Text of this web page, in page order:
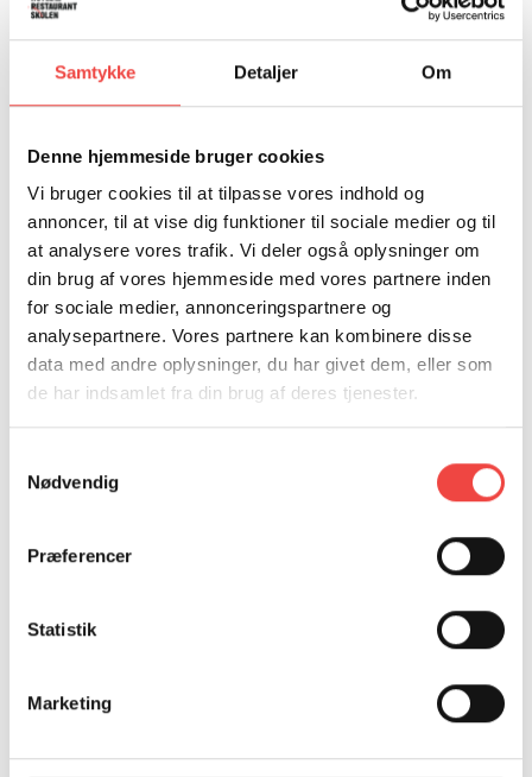
Samtykke Detaljer Om
Denne hjemmeside bruger cookies
Vi bruger cookies til at tilpasse vores indhold og
annoncer, til at vise dig funktioner til sociale medier og til
at analysere vores trafik. Vi deler også oplysninger om
din brug af vores hjemmeside med vores partnere inden
for sociale medier, annonceringspartnere og
analysepartnere. Vores partnere kan kombinere disse
data med andre oplysninger, du har givet dem, eller som
de har indsamlet fra din brug af deres tjenester.
Nødvendig
Præferencer
Statistik
Marketing
KURSUSSEKRETÆR
ELSEBETH CHARLOTTE
CHRISTIANSEN
Kontakt mig, hvis du har spørgsmål til